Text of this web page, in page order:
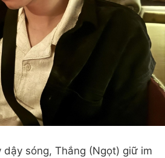
dậy sóng, Thắng (Ngọt) giữ im